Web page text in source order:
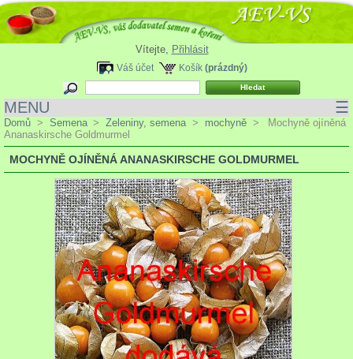
Vítejte, Přihlásit
Košík (prázdný)
Váš účet
MENU ☰
Domů > Semena > Zeleniny, semena > mochyně >
Mochyně ojíněná
Ananaskirsche Goldmurmel
MOCHYNĚ OJÍNĚNÁ ANANASKIRSCHE GOLDMURMEL